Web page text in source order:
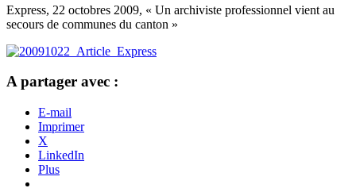
Express, 22 octobres 2009, « Un archiviste professionnel vient au
secours de communes du canton »
A partager avec :
E-mail
Imprimer
X
LinkedIn
Plus